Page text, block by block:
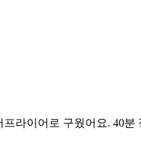
라이어로 구웠어요. 40